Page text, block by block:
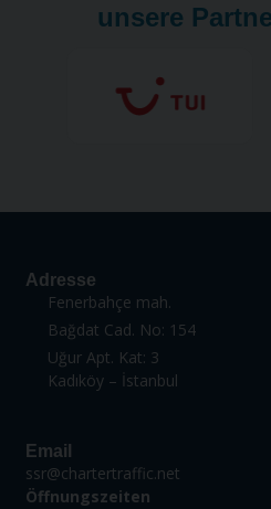
unsere
Adresse
Fenerbahçe mah.
Bağdat Cad. No: 154
Uğur Apt. Kat: 3
Kadıköy – İstanbul
Email
ssr@chartertraffic.net
Öffnungszeiten